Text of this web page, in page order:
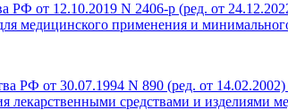
РФ от 12.10.2019 N 2406-р (ред. от
медицинского применения и
РФ от 30.07.1994 N 890 (ред. от
лекарственными средствами и изделиями